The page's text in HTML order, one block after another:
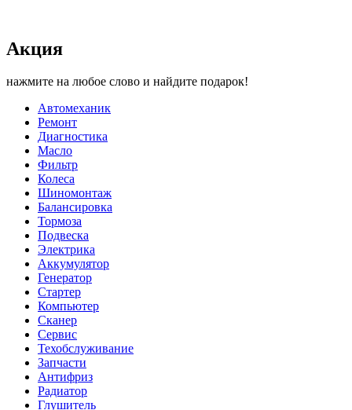
Акция
нажмите на любое слово и найдите подарок!
Автомеханик
Ремонт
Диагностика
Масло
Фильтр
Колеса
Шиномонтаж
Балансировка
Тормоза
Подвеска
Электрика
Аккумулятор
Генератор
Стартер
Компьютер
Сканер
Сервис
Техобслуживание
Запчасти
Антифриз
Радиатор
Глушитель